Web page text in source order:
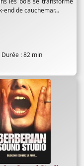
end de cauchemar…
Durée : 82 min